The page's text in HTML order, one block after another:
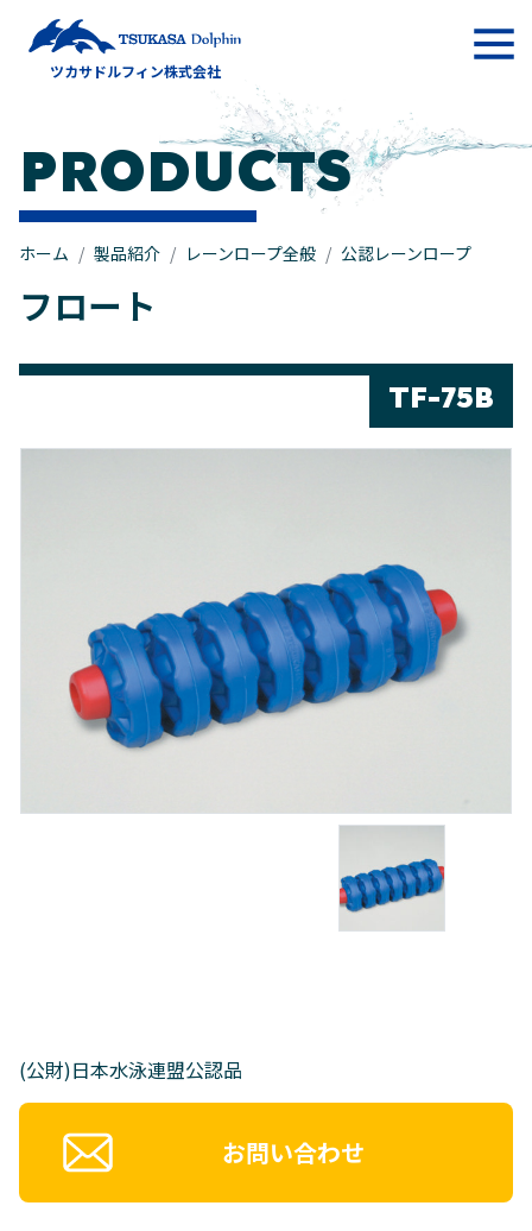
メインナビゲーション
ツカサドルフィン株式会社
PRODUCTS
ホーム 製品紹介 レーンロープ全般 公認レーンロープ
フロート
TF-75B
(公財)日本水泳連盟公認品
お問い合わせ